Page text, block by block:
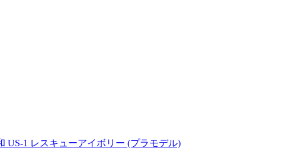
US-1 レスキューアイボリー (プラモデル)